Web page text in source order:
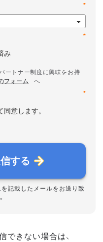
*
*
み
ートナー制度に興味をお持
フォーム
へ
*
意します。
する
記載したメールをお送り致
できない場合は、